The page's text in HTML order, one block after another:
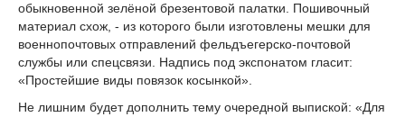
обыкновенной зелёной брезентовой палатки. Пошивочный
материал схож, - из которого были изготовлены мешки для
военнопочтовых отправлений фельдъегерско-почтовой
службы или спецсвязи. Надпись под экспонатом гласит:
«Простейшие виды повязок косынкой».
Не лишним будет дополнить тему очередной выпиской: «Для